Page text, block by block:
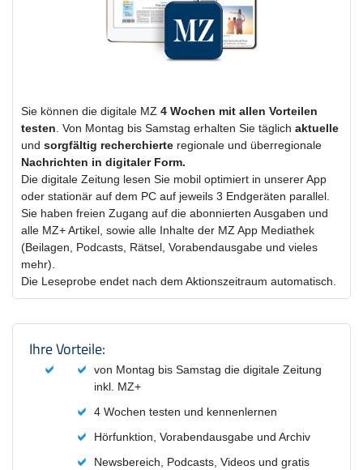
Sie können die digitale MZ 4 Wochen mit allen Vorteilen
testen. Von Montag bis Samstag erhalten Sie täglich aktuelle
und sorgfältig recherchierte regionale und überregionale
Nachrichten in digitaler Form.
Die digitale Zeitung lesen Sie mobil optimiert in unserer App
oder stationär auf dem PC auf jeweils 3 Endgeräten parallel.
Sie haben freien Zugang auf die abonnierten Ausgaben und
alle MZ+ Artikel, sowie alle Inhalte der MZ App Mediathek
(Beilagen, Podcasts, Rätsel, Vorabendausgabe und vieles
mehr).
Die Leseprobe endet nach dem Aktionszeitraum automatisch.
Produktzusammenfassung und
Ihre Vorteile:
von Montag bis Samstag die digitale Zeitung
inkl. MZ+
4 Wochen testen und kennenlernen
Hörfunktion, Vorabendausgabe und Archiv
Newsbereich, Podcasts, Videos und gratis